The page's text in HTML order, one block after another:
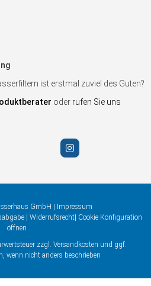
ist erstmal zuviel des Guten?
oder rufen Sie uns
GmbH |
Impressum
Widerrufsrecht Cookie Konfiguration
öffnen
zzgl. Versandkosten und ggf.
wenn nicht anders beschrieben